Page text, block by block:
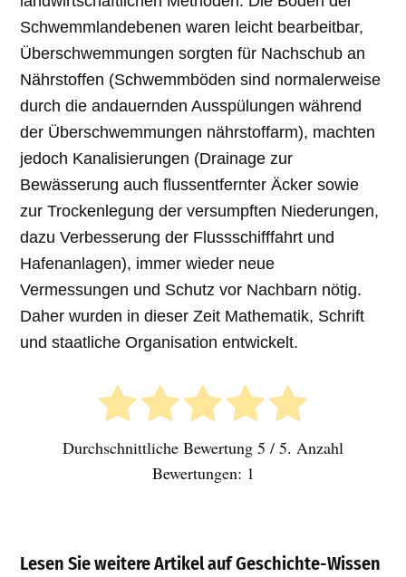
Schwemmlandebenen waren leicht bearbeitbar,
Überschwemmungen sorgten für Nachschub an
Nährstoffen (Schwemmböden sind normalerweise
durch die andauernden Ausspülungen während
der Überschwemmungen nährstoffarm), machten
jedoch Kanalisierungen (Drainage zur
Bewässerung auch flussentfernter Äcker sowie
zur Trockenlegung der versumpften Niederungen,
dazu Verbesserung der Flussschifffahrt und
Hafenanlagen), immer wieder neue
Vermessungen und Schutz vor Nachbarn nötig.
Daher wurden in dieser Zeit Mathematik, Schrift
und staatliche Organisation entwickelt.
Durchschnittliche Bewertung 5 / 5. Anzahl
Bewertungen: 1
Lesen Sie weitere Artikel auf Geschichte-Wissen